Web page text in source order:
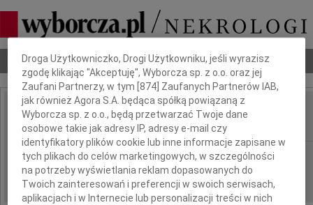
Nekrologi Odeszli Poradnik pogrzebowy
IMIĘ I NAZWISKO: Zbigniew Radziszewski
REGION: Wrocław
DATA EMISJI: 16.09.2024
Dbamy o Twoją prywatność
Droga Użytkowniczko, Drogi Użytkowniku, jeśli wyrazisz
zgodę klikając "Akceptuję", Wyborcza sp. z o.o. oraz jej
Zaufani Partnerzy, w tym [874 ] Zaufanych Partnerów IAB,
jak również Agora S.A. będąca spółką powiązaną z
Wyborcza sp. z o.o., będą przetwarzać Twoje dane
osobowe takie jak adresy IP, adresy e-mail czy
identyfikatory plików cookie lub inne informacje zapisane w
tych plikach do celów marketingowych, w szczególności
na potrzeby wyświetlania reklam dopasowanych do
Twoich zainteresowań i preferencji w swoich serwisach,
aplikacjach i w Internecie lub personalizacji treści w nich